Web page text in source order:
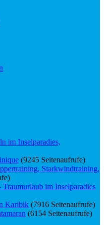
im Inselparadies,
(9245 Seitenaufrufe)
Starkwindtraining,
im Inselparadies
Karibik (7916 Seitenaufrufe)
(6154 Seitenaufrufe)